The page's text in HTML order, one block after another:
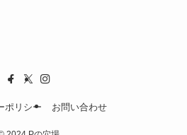
ポリシー お問い合わせ